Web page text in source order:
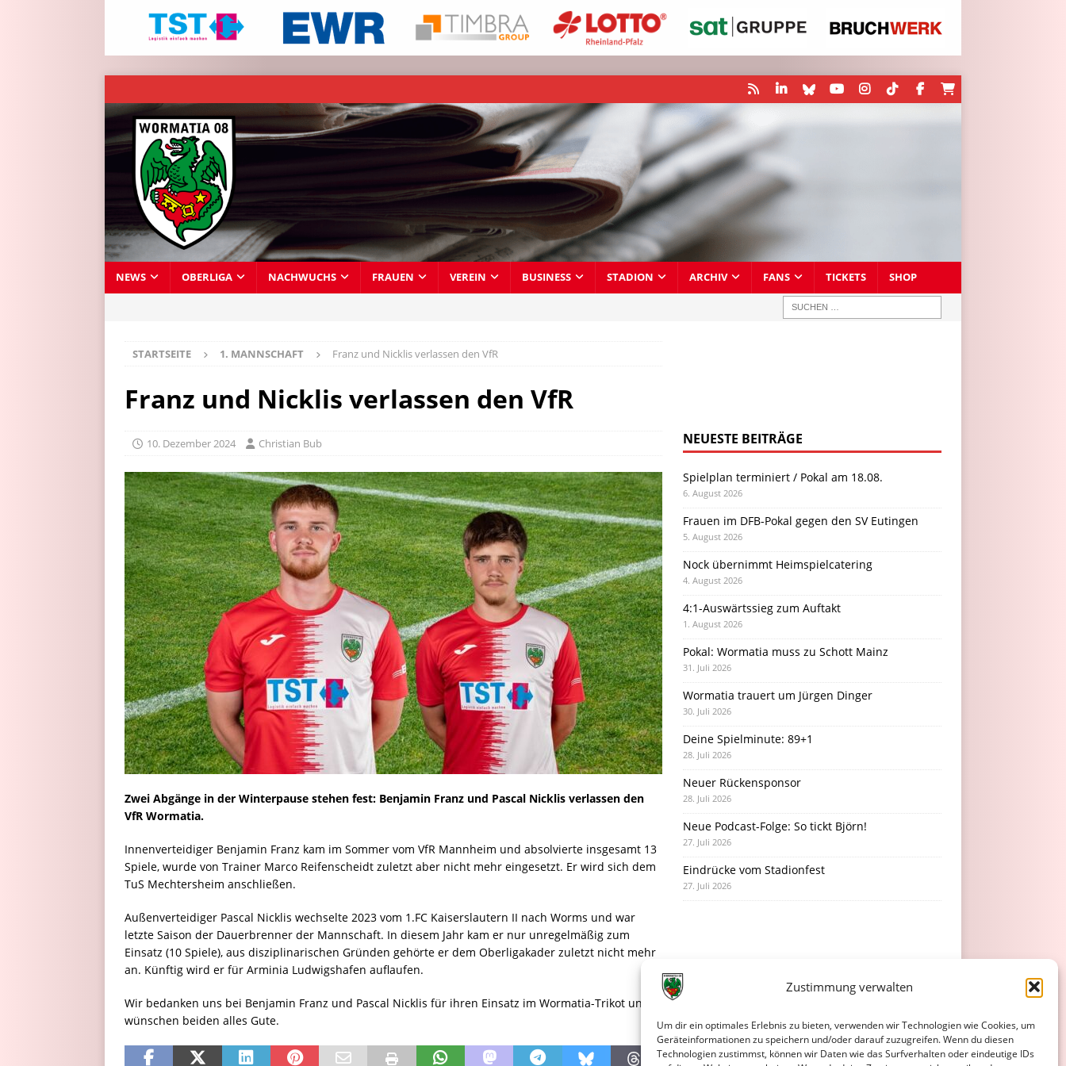
Zustimmung verwalten
Um dir ein optimales Erlebnis zu bieten, verwenden wir Technologien wie Cookies, um
Geräteinformationen zu speichern und/oder darauf zuzugreifen. Wenn du diesen
Technologien zustimmst, können wir Daten wie das Surfverhalten oder eindeutige IDs
NEWS OBERLIGA NACHWUCHS FRAUEN VEREIN BUSINESS STADION ARCHIV FANS TICKETS SHOP
STARTSEITE 1. MANNSCHAFT Franz und Nicklis verlassen den VfR
Franz und Nicklis verlassen den VfR
10. Dezember 2024 Christian Bub
Zwei Abgänge in der Winterpause stehen fest: Benjamin Franz und Pascal Nicklis verlassen den
VfR Wormatia.
Innenverteidiger Benjamin Franz kam im Sommer vom VfR Mannheim und absolvierte insgesamt 13
Spiele, wurde von Trainer Marco Reifenscheidt zuletzt aber nicht mehr eingesetzt. Er wird sich dem
TuS Mechtersheim anschließen.
Außenverteidiger Pascal Nicklis wechselte 2023 vom 1.FC Kaiserslautern II nach Worms und war
letzte Saison der Dauerbrenner der Mannschaft. In diesem Jahr kam er nur unregelmäßig zum
Einsatz (10 Spiele), aus disziplinarischen Gründen gehörte er dem Oberligakader zuletzt nicht mehr
an. Künftig wird er für Arminia Ludwigshafen auflaufen.
Wir bedanken uns bei Benjamin Franz und Pascal Nicklis für ihren Einsatz im Wormatia-Trikot und
wünschen beiden alles Gute.
NEUESTE BEITRÄGE
Spielplan terminiert / Pokal am 18.08.
6. August 2026
Frauen im DFB-Pokal gegen den SV Eutingen
5. August 2026
Nock übernimmt Heimspielcatering
4. August 2026
4:1-Auswärtssieg zum Auftakt
1. August 2026
Pokal: Wormatia muss zu Schott Mainz
31. Juli 2026
Wormatia trauert um Jürgen Dinger
30. Juli 2026
Deine Spielminute: 89+1
28. Juli 2026
Neuer Rückensponsor
28. Juli 2026
Neue Podcast-Folge: So tickt Björn!
27. Juli 2026
Eindrücke vom Stadionfest
27. Juli 2026